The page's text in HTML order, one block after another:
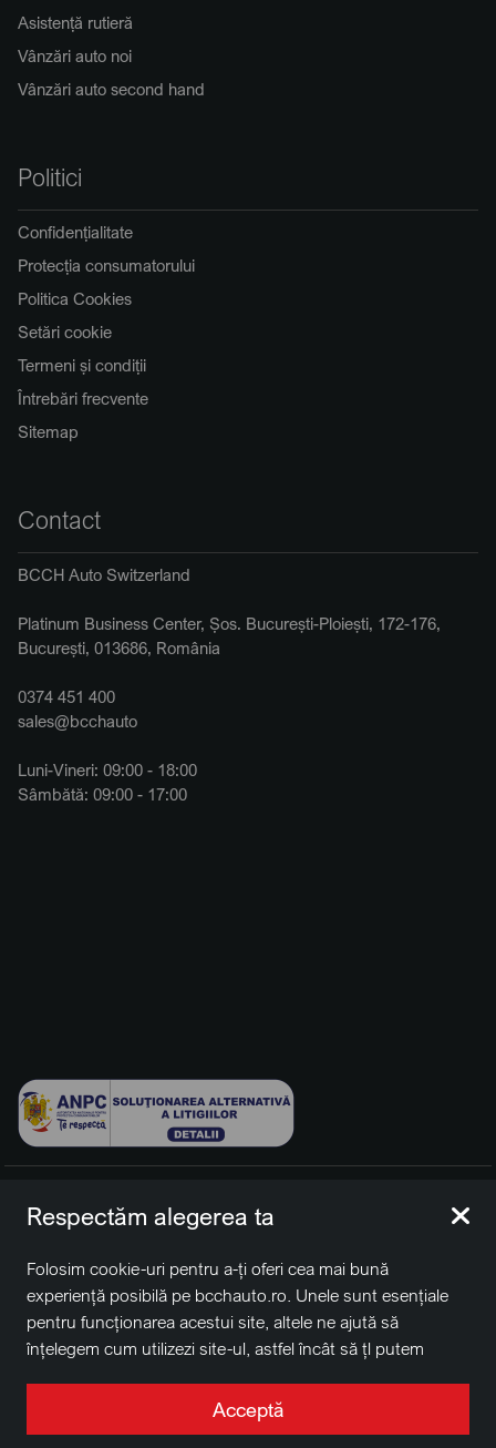
Asistență rutieră
Vânzări auto noi
Vânzări auto second hand
Politici
Confidențialitate
Protecția consumatorului
Politica Cookies
Setări cookie
Termeni și condiții
Întrebări frecvente
Sitemap
Contact
BCCH Auto Switzerland
Platinum Business Center, Șos. București-Ploiești, 172-176,
București, 013686, România
0374 451 400
sales@bcchauto
Luni-Vineri: 09:00 - 18:00
Sâmbătă: 09:00 - 17:00
rezervate.
BCCH Auto Switzerland este o marcă a societății
BCCH
Group Switzerland AG
Sediu social: David Business Center, Str. Erou Iancu Nicolae
nr. 29, Voluntari, Ilfov
Respectăm alegerea ta
Folosim cookie-uri pentru a-ți oferi cea mai bună
experiență posibilă pe bcchauto.ro. Unele sunt esențiale
pentru funcționarea acestui site, altele ne ajută să
înțelegem cum utilizezi site-ul, astfel încât să țl putem
uri în scopuri de targetare. Apasă pe „Acceptă toate”
pentru a continua așa cum este specificat, sau apasă pe
Acceptă